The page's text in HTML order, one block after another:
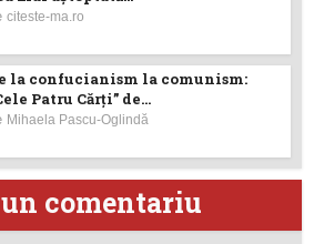
citeste-ma.ro
la confucianism la comunism:
Patru Cărți” de...
Mihaela Pascu-Oglindă
comentariu